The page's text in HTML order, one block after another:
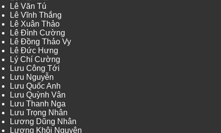
Lê Văn Tú
Lê Vĩnh Thắng
Lê Xuân Thảo
Lê Đình Cường
Lê Đồng Thảo Vy
Lê Đức Hưng
Lý Chí Cường
Lưu Công Tới
Lưu Nguyễn
Lưu Quốc Anh
Lưu Quỳnh Vân
Lưu Thanh Nga
Lưu Trọng Nhân
Lương Dũng Nhân
Lương Khôi Nguyên